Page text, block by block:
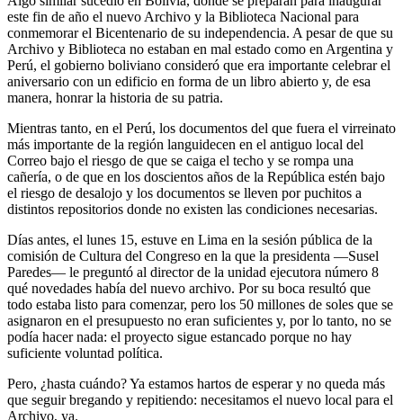
este fin de año el nuevo Archivo y la Biblioteca Nacional para
conmemorar el Bicentenario de su independencia. A pesar de que su
Archivo y Biblioteca no estaban en mal estado como en Argentina y
Perú, el gobierno boliviano consideró que era importante celebrar el
aniversario con un edificio en forma de un libro abierto y, de esa
manera, honrar la historia de su patria.
Mientras tanto, en el Perú, los documentos del que fuera el virreinato
más importante de la región languidecen en el antiguo local del
Correo bajo el riesgo de que se caiga el techo y se rompa una
cañería, o de que en los doscientos años de la República estén bajo
el riesgo de desalojo y los documentos se lleven por puchitos a
distintos repositorios donde no existen las condiciones necesarias.
Días antes, el lunes 15, estuve en Lima en la sesión pública de la
comisión de Cultura del Congreso en la que la presidenta —Susel
Paredes— le preguntó al director de la unidad ejecutora número 8
qué novedades había del nuevo archivo. Por su boca resultó que
todo estaba listo para comenzar, pero los 50 millones de soles que se
asignaron en el presupuesto no eran suficientes y, por lo tanto, no se
podía hacer nada: el proyecto sigue estancado porque no hay
suficiente voluntad política.
Pero, ¿hasta cuándo? Ya estamos hartos de esperar y no queda más
que seguir bregando y repitiendo: necesitamos el nuevo local para el
Archivo, ya.